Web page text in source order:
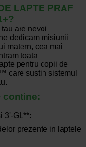
LAPTE PRAF
are nevoi
dedicam misiunii
matern, cea mai
toata
pentru copii de
care sustin sistemul
contine:
3'-GL**:
prezente in laptele